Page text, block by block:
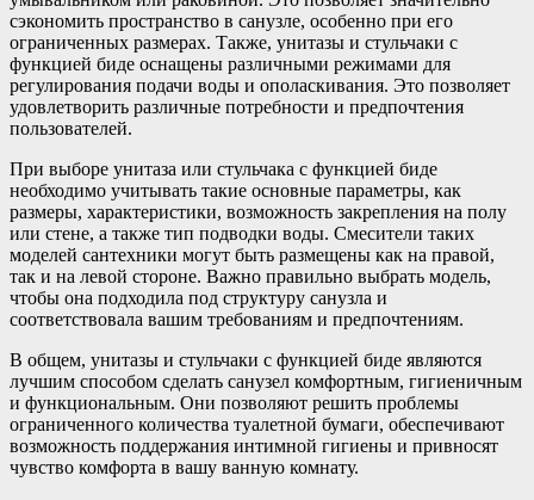
сэкономить пространство в санузле, особенно при его
ограниченных размерах. Также, унитазы и стульчаки с
функцией биде оснащены различными режимами для
регулирования подачи воды и ополаскивания. Это позволяет
удовлетворить различные потребности и предпочтения
пользователей.
При выборе унитаза или стульчака с функцией биде
необходимо учитывать такие основные параметры, как
размеры, характеристики, возможность закрепления на полу
или стене, а также тип подводки воды. Смесители таких
моделей сантехники могут быть размещены как на правой,
так и на левой стороне. Важно правильно выбрать модель,
чтобы она подходила под структуру санузла и
соответствовала вашим требованиям и предпочтениям.
В общем, унитазы и стульчаки с функцией биде являются
лучшим способом сделать санузел комфортным, гигиеничным
и функциональным. Они позволяют решить проблемы
ограниченного количества туалетной бумаги, обеспечивают
возможность поддержания интимной гигиены и привносят
чувство комфорта в вашу ванную комнату.